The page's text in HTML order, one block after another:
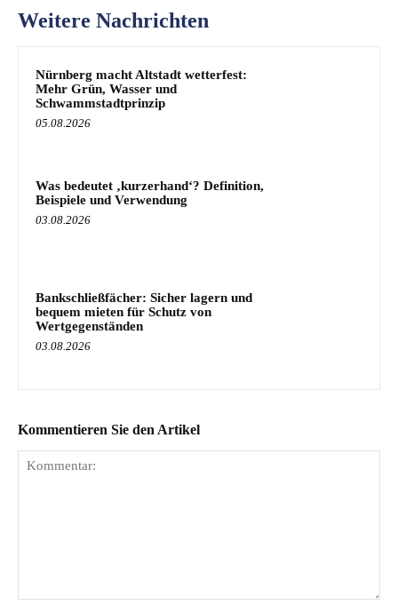
Weitere Nachrichten
Nürnberg macht Altstadt wetterfest:
Mehr Grün, Wasser und
Schwammstadtprinzip
05.08.2026
Was bedeutet ‚kurzerhand‘? Definition,
Beispiele und Verwendung
03.08.2026
Bankschließfächer: Sicher lagern und
bequem mieten für Schutz von
Wertgegenständen
03.08.2026
Kommentieren Sie den Artikel